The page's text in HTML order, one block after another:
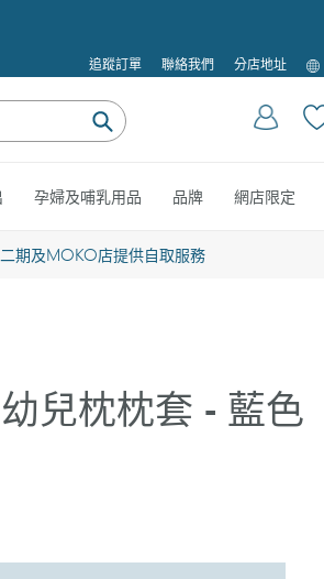
追蹤訂單 聯絡我們 分店地址
提
登入
孕婦及哺乳用品 品牌 網店限定
期及MOKO店提供自取服務
兒枕枕套 - 藍色